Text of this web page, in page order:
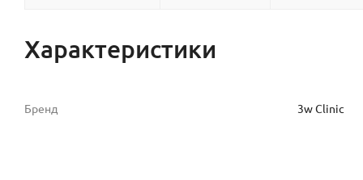
Характеристики
Бренд 3w Clinic